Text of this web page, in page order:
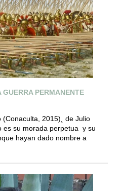
PERMANENTE
2015)¸ de Julio
es su morada perpetua y su
hayan dado nombre a